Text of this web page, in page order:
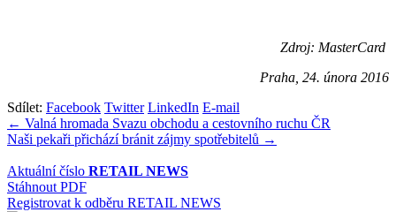
Zdroj: MasterCard
Praha, 24. února 2016
Sdílet: Facebook Twitter LinkedIn E-mail
Navigace
pro
příspěvek
← Valná hromada Svazu obchodu a cestovního ruchu ČR
Naši pekaři přichází bránit zájmy spotřebitelů →
Aktuální číslo RETAIL NEWS
Stáhnout PDF
Registrovat k odběru RETAIL NEWS